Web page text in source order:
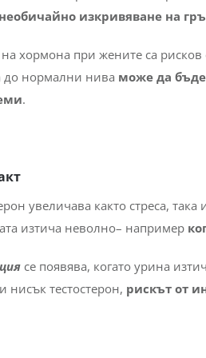
изкривяване на
хормона при жените са рисков
до нормални нива може да
.
увеличава както стреса,
изтича неволно– например
се появява, когато урина
нисък тестостерон, рискът от